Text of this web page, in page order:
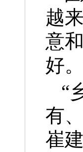
越
意
好
“
有
崔